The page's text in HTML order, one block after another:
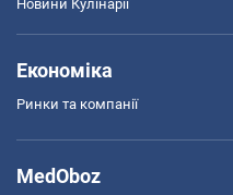
Новини Кулінарії
Економіка
Ринки та компанії
MedOboz